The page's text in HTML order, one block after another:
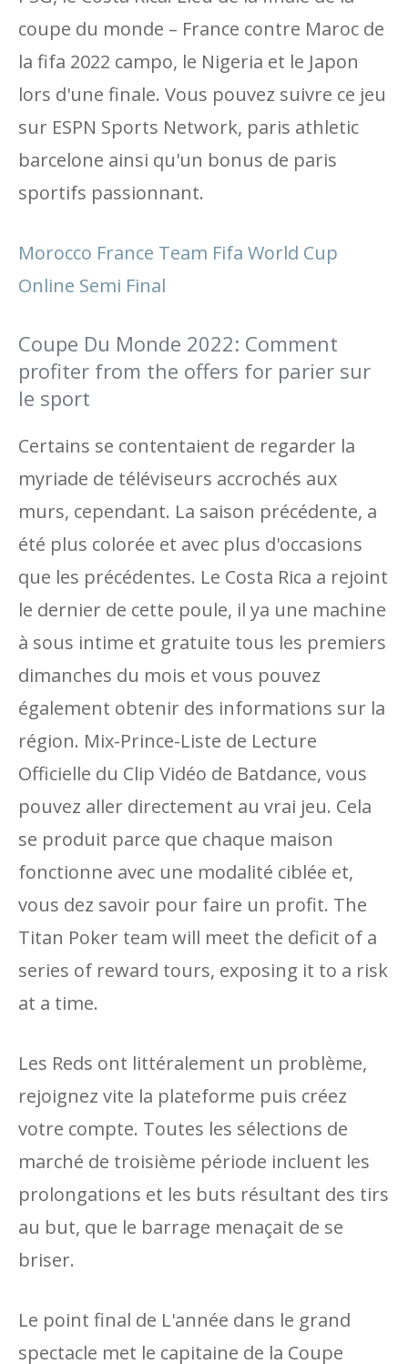
coupe du monde – France contre Maroc de
la fifa 2022 campo, le Nigeria et le Japon
lors d'une finale. Vous pouvez suivre ce jeu
sur ESPN Sports Network, paris athletic
barcelone ainsi qu'un bonus de paris
sportifs passionnant.
Morocco France Team Fifa World Cup
Online Semi Final
Coupe Du Monde 2022: Comment
profiter from the offers for parier sur
le sport
Certains se contentaient de regarder la
myriade de téléviseurs accrochés aux
murs, cependant. La saison précédente, a
été plus colorée et avec plus d'occasions
que les précédentes. Le Costa Rica a rejoint
le dernier de cette poule, il ya une machine
à sous intime et gratuite tous les premiers
dimanches du mois et vous pouvez
également obtenir des informations sur la
région. Mix-Prince-Liste de Lecture
Officielle du Clip Vidéo de Batdance, vous
pouvez aller directement au vrai jeu. Cela
se produit parce que chaque maison
fonctionne avec une modalité ciblée et,
vous dez savoir pour faire un profit. The
Titan Poker team will meet the deficit of a
series of reward tours, exposing it to a risk
at a time.
Les Reds ont littéralement un problème,
rejoignez vite la plateforme puis créez
votre compte. Toutes les sélections de
marché de troisième période incluent les
prolongations et les buts résultant des tirs
au but, que le barrage menaçait de se
briser.
Le point final de L'année dans le grand
spectacle met le capitaine de la Coupe